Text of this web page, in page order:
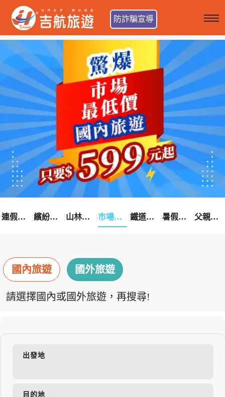
防詐騙宣導
連假卡位趣 繽紛花漾季 山林輕旅行 市場最低價 鐵道觀光之旅 暑假熱賣中 父親節優惠
國內旅遊 國外旅遊
請選擇國內或國外旅遊，再搜尋!
出發地
目的地